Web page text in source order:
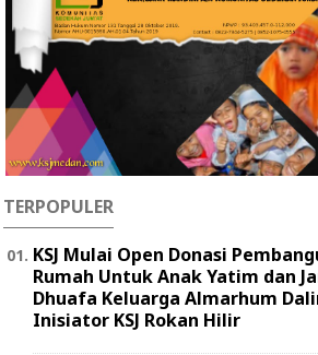
TERPOPULER
KSJ Mulai Open Donasi
Rumah Untuk Anak Yatim dan
Dhuafa Keluarga Almarhum
Inisiator KSJ Rokan Hilir